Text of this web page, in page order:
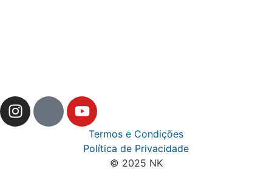
Termos e Condições
Política de Privacidade
© 2025 NK